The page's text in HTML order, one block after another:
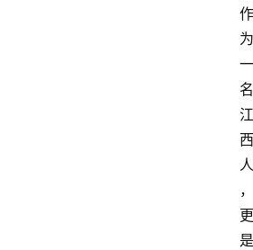
作
为
一
名
江
西
人
，
更
是